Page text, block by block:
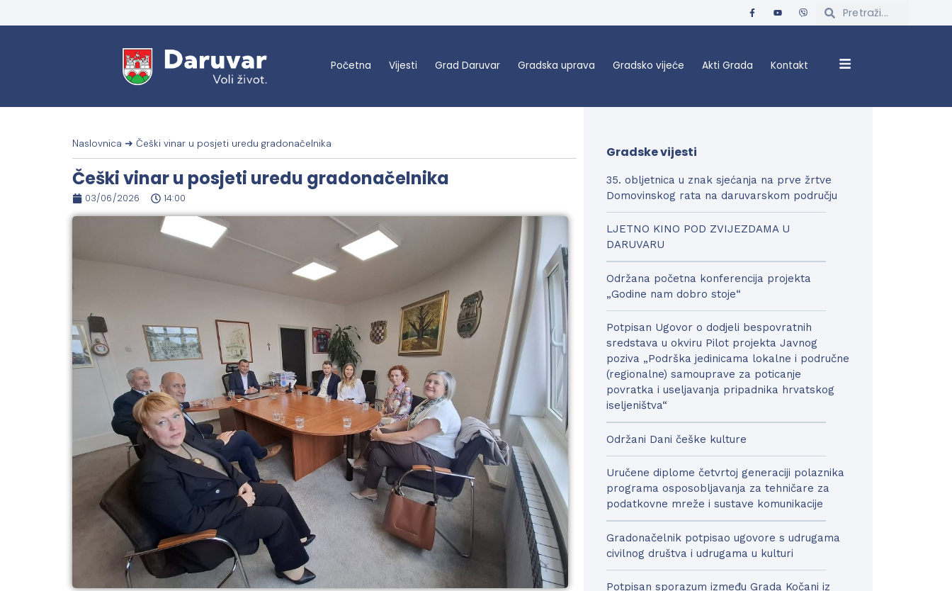
Početna Vijesti Grad Daruvar Gradska uprava Gradsko vijeće Akti Grada Kontakt
Naslovnica ➜ Češki vinar u posjeti uredu gradonačelnika
Češki vinar u posjeti uredu gradonačelnika
03/06/2026 14:00
Gradske vijesti
35. obljetnica u znak sjećanja na prve žrtve
Domovinskog rata na daruvarskom području
LJETNO KINO POD ZVIJEZDAMA U
DARUVARU
Održana početna konferencija projekta
„Godine nam dobro stoje“
Potpisan Ugovor o dodjeli bespovratnih
sredstava u okviru Pilot projekta Javnog
poziva „Podrška jedinicama lokalne i područne
(regionalne) samouprave za poticanje
povratka i useljavanja pripadnika hrvatskog
iseljeništva“
Održani Dani češke kulture
Uručene diplome četvrtoj generaciji polaznika
programa osposobljavanja za tehničare za
podatkovne mreže i sustave komunikacije
Gradonačelnik potpisao ugovore s udrugama
civilnog društva i udrugama u kulturi
Potpisan sporazum između Grada Kočani iz